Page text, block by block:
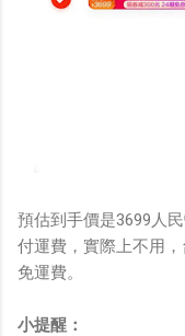
預估到手價是3699人
付運費，實際上不用
免運費。
小提醒：